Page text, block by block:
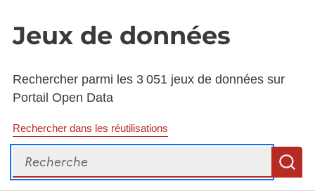
Jeux de données
Rechercher parmi les 3 051 jeux de données sur
Portail Open Data
Rechercher dans les réutilisations
Recherche